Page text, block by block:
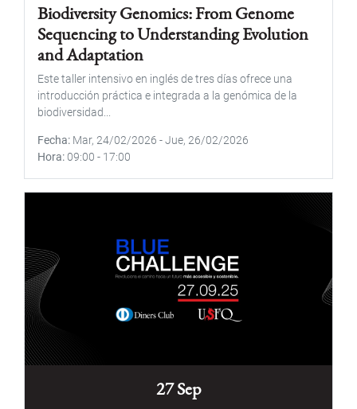
Biodiversity Genomics: From Genome
Sequencing to Understanding Evolution
and Adaptation
Este taller intensivo en inglés de tres días ofrece una
introducción práctica e integrada a la genómica de la
biodiversidad...
Fecha Mar, 24/02/2026 -Jue, 26/02/2026
Hora 09:00 - 17:00
27 Sep